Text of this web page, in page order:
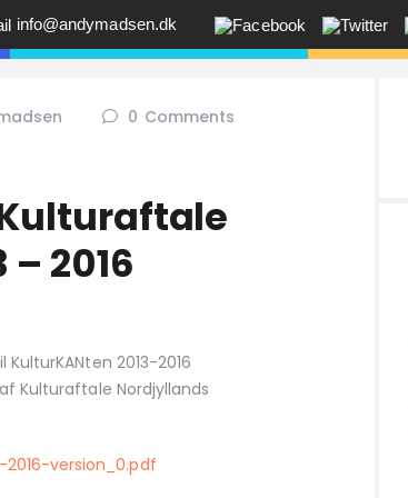
info@andymadsen.dk
COACHING,
den rigtige måde? Savner du flere kunder i butikken? Jeg
0 Comments
2016
2013-2016
Kulturaftale Nordjyllands
version_0.pdf